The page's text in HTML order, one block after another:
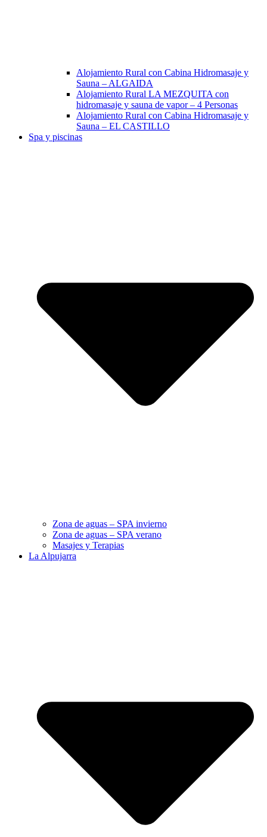
Alojamiento Rural con Cabina Hidromasaje y
Sauna – ALGAIDA
Alojamiento Rural LA MEZQUITA con
hidromasaje y sauna de vapor – 4 Personas
Alojamiento Rural con Cabina Hidromasaje y
Sauna – EL CASTILLO
Spa y piscinas
Zona de aguas – SPA invierno
Zona de aguas – SPA verano
Masajes y Terapias
La Alpujarra